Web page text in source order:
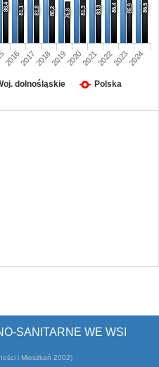
88,4 81,1 81,8 80,2 76,8 81,3 83,3 86,4 85,9 86,5
201620172018201920202021202220232024
dolnośląskie Polska
SANITARNE WE WSI
i Mieszkań 2002)